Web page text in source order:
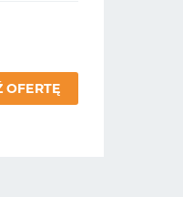
OFERTĘ